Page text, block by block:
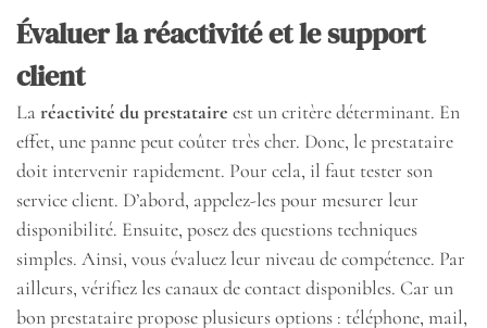
Évaluer la réactivité et le support
client
Laréactivité du prestataire est un critère déterminant. En
effet, une panne peut coûter très cher. Donc, le prestataire
doit intervenir rapidement. Pour cela, il faut tester son
service client. D’abord, appelez-les pour mesurer leur
disponibilité. Ensuite, posez des questions techniques
simples. Ainsi, vous évaluez leur niveau de compétence. Par
ailleurs, vérifiez les canaux de contact disponibles. Car un
bon prestataire propose plusieurs options : téléphone, mail,